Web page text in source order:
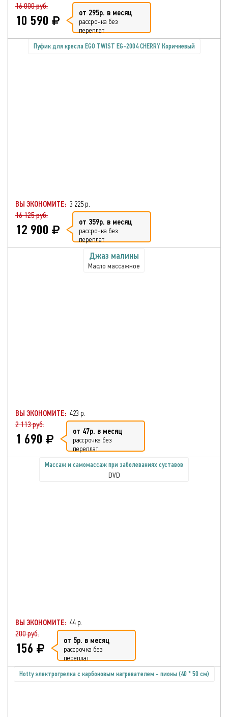
16 000 руб.
10 590 от 295р. в месяц
рассрочка без
переплат
Пуфик для кресла EGO TWIST EG-2004 CHERRY Коричневый
ВЫ ЭКОНОМИТЕ: 3 225 р.
16 125 руб.
12 900 от 359р. в месяц
рассрочка без
переплат
Джаз малины
Масло массажное
ВЫ ЭКОНОМИТЕ: 423 р.
2 113 руб.
1 690 от 47р. в месяц
рассрочка без
переплат
Массаж и самомассаж при заболеваниях суставов
DVD
ВЫ ЭКОНОМИТЕ: 44 р.
200 руб.
156 от 5р. в месяц
рассрочка без
переплат
Hotty электрогрелка с карбоновым нагревателем - пионы (40 * 50 см)